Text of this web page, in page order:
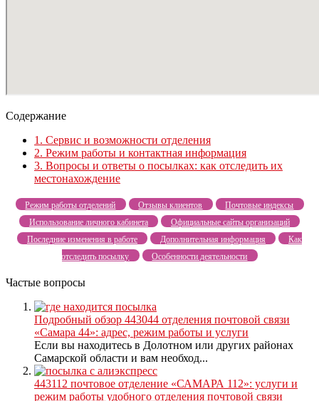
Содержание
1. Сервис и возможности отделения
2. Режим работы и контактная информация
3. Вопросы и ответы о посылках: как отследить их
местонахождение
Режим работы отделений Отзывы клиентов
Почтовые индексы
Использование личного кабинета
Официальные сайты организаций
Последние изменения в работе
Дополнительная информация
Как
отследить посылку
Особенности деятельности
Частые вопросы
Подробный обзор 443044 отделения почтовой связи
«Самара 44»: адрес, режим работы и услуги
Если вы находитесь в Долотном или других районах
Самарской области и вам необход...
443112 почтовое отделение «САМАРА 112»: услуги и
режим работы удобного отделения почтовой связи